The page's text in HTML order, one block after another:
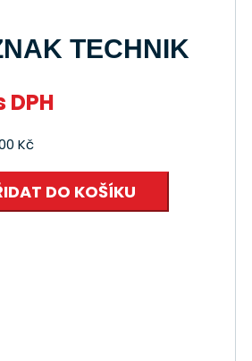
TECHNIK
DPH
Kč
DO KOŠÍKU